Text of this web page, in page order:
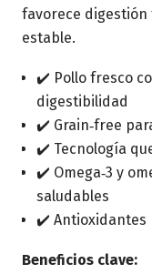
favorece
estable.
✔️ Pollo fresco
digestibilidad
✔️ Grain‑free
✔️ Tecnología
✔️ Omega‑3 y
saludables
✔️ Antioxidantes
Beneficios clave: